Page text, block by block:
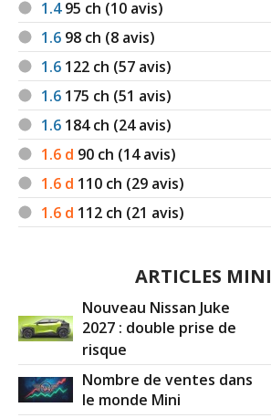
1.495 ch (10 avis)
1.6 98 ch (8 avis)
1.6 122 ch (57 avis)
1.6 175 ch (51 avis)
1.6 184ch (24 avis)
1.6 d 90 ch (14 avis)
1.6 d 110 ch (29 avis)
1.6 d 112 ch (21 avis)
ARTICLES MINI
Nouveau Nissan Juke
2027 : double prise de
risque
Nombre de ventes dans
le monde Mini